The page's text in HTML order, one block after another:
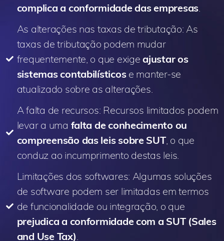
complica a conformidade das empresas
As alterações nas taxas de tributação: As
taxas de tributação podem mudar
frequentemente, o que exigeajustar os
sistemas contabilísticose manter-se
atualizado sobre as alterações.
A falta de recursos: Recursos limitados podem
levar a uma falta de conhecimento ou
compreensão das leis sobre SUT, o que
conduz ao incumprimento destas leis.
Limitações dos softwares: Algumas soluções
de software podem ser limitadas em termos
de funcionalidade ou integração, o que
prejudica a conformidade com a SUT (Sales
and Use Tax)